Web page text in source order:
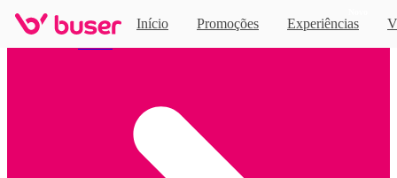
Início Promoções Experiências